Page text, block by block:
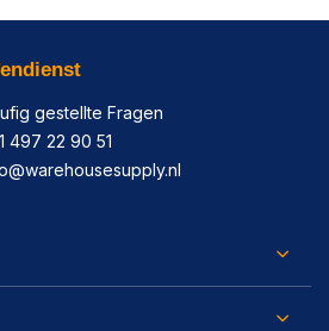
gestellte Fragen
497 22 90 51